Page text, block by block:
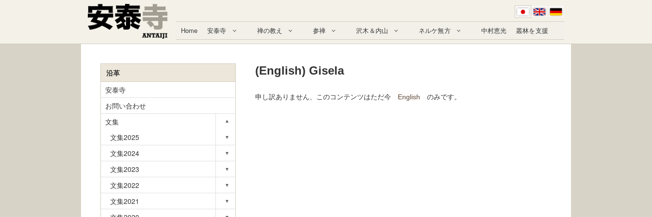
Home 安泰寺 禅の教え 参禅 沢木＆内山 ネルケ無方 中村恵光 叢林を支援
(English) Gisela
申し訳ありません、このコンテンツはただ今 English のみです。
沿革
安泰寺
お問い合わせ
文集
▾
文集2025 ▾
文集2024 ▾
文集2023 ▾
文集2022 ▾
文集2021 ▾